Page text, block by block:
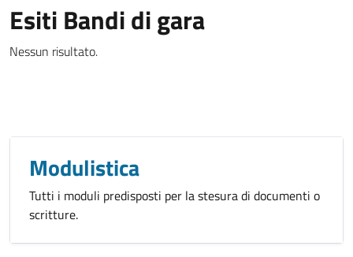
Esiti Bandi di gara
Nessun risultato.
Modulistica
Tutti i moduli predisposti per la stesura di documenti o
scritture.